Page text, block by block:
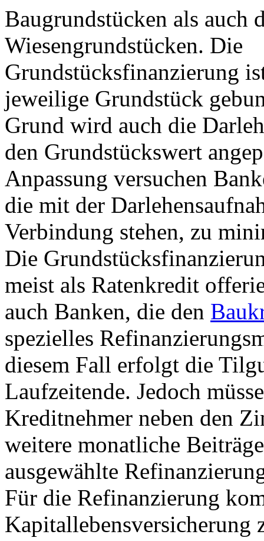
Baugrundstücken als auch
Wiesengrundstücken. Die
Grundstücksfinanzierung
jeweilige Grundstück
Grund wird auch die
den Grundstückswert
Anpassung versuchen
die mit der
Verbindung stehen, zu
Die
meist als Ratenkredit
auch Banken, die den
spezielles
diesem Fall erfolgt die
Laufzeitende. Jedoch
Kreditnehmer neben den
weitere monatliche
ausgewählte
Für die Refinanzierung
Kapitallebensversicherung